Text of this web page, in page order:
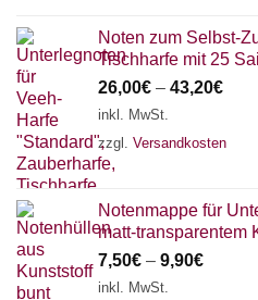
Noten zum Selbst-
Tischharfe mit 25
26,00€ – 43,20€
inkl. MwSt.
zzgl. Versandkosten
Notenmappe für
matt-transparentem
7,50€ – 9,90€
inkl. MwSt.